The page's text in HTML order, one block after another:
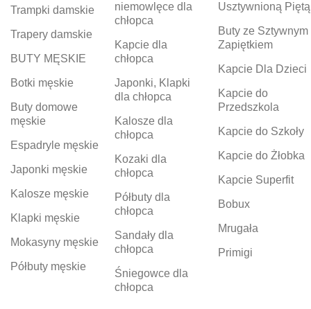
Trampki damskie
Trapery damskie
BUTY MĘSKIE
Botki męskie
Buty domowe
męskie
Espadryle męskie
Japonki męskie
Kalosze męskie
Klapki męskie
Mokasyny męskie
Półbuty męskie
niemowlęce dla
chłopca
Kapcie dla
chłopca
Japonki, Klapki
dla chłopca
Kalosze dla
chłopca
Kozaki dla
chłopca
Półbuty dla
chłopca
Sandały dla
chłopca
Śniegowce dla
chłopca
Usztywnioną Piętą
Buty ze Sztywnym
Zapiętkiem
Kapcie Dla Dzieci
Kapcie do
Przedszkola
Kapcie do Szkoły
Kapcie do Żłobka
Kapcie Superfit
Bobux
Mrugała
Primigi